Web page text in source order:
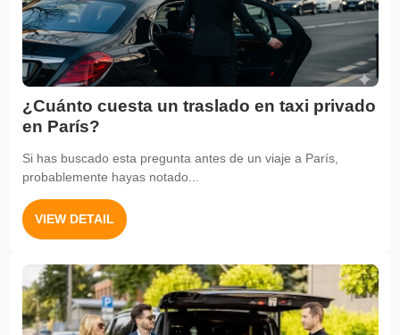
¿Cuánto cuesta un traslado en taxi privado
en París?
Si has buscado esta pregunta antes de un viaje a París,
probablemente hayas notado...
VIEW DETAIL